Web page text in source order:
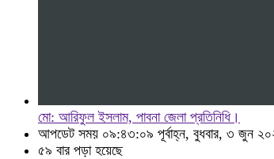
মো: আরিফুল ইসলাম, পাবনা জেলা প্রতিনিধি।
আপডেট সময় ০৯:৪৩:০৯ পূর্বাহ্ন, বুধবার, ৩ জুন
৫৯ বার পড়া হয়েছে